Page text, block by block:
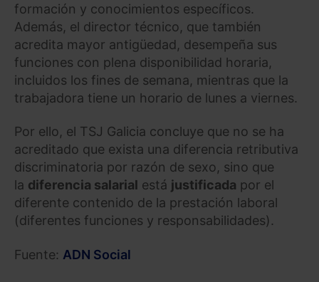
formación y conocimientos específicos.
Además, el director técnico, que también
acredita mayor antigüedad, desempeña sus
funciones con plena disponibilidad horaria,
incluidos los fines de semana, mientras que la
trabajadora tiene un horario de lunes a viernes.
Por ello, el TSJ Galicia concluye que no se ha
acreditado que exista una diferencia retributiva
discriminatoria por razón de sexo, sino que
la diferencia salarial está justificada por el
diferente contenido de la prestación laboral
(diferentes funciones y responsabilidades).
Fuente: ADN Social